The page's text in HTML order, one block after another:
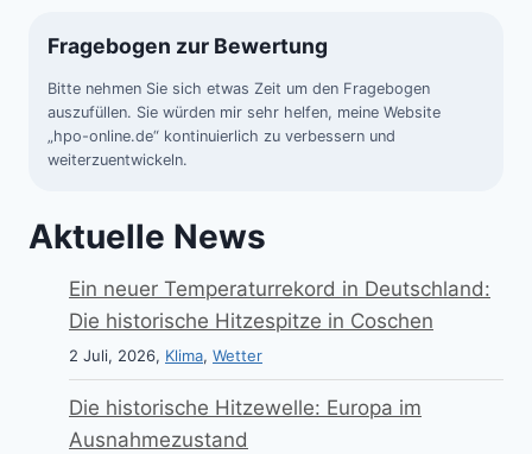
Fragebogen zur Bewertung
Bitte nehmen Sie sich etwas Zeit um den Fragebogen
auszufüllen. Sie würden mir sehr helfen, meine Website
„hpo-online.de“ kontinuierlich zu verbessern und
weiterzuentwickeln.
Aktuelle News
Ein neuer Temperaturrekord in Deutschland:
Die historische Hitzespitze in Coschen
2 Juli, 2026, Klima, Wetter
Die historische Hitzewelle: Europa im
Ausnahmezustand